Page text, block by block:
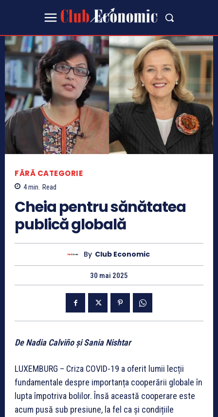
FĂRĂ CATEGORIE
4min. Read
Cheia pentru sănătatea
publică globală
By Club Economic
30 mai 2025
De Nadia Calviño și Sania Nishtar
LUXEMBURG – Criza COVID-19 a oferit lumii lecții
fundamentale despre importanța cooperării globale în
lupta împotriva bolilor. Însă această cooperare este
acum pusă sub presiune, la fel ca și condițiile